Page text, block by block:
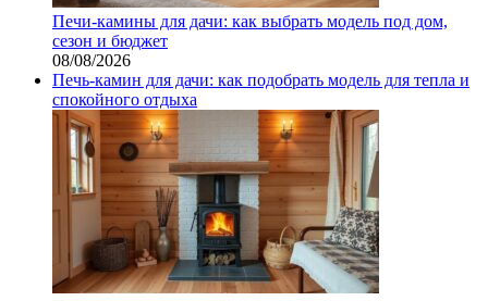
Печи-камины для дачи: как выбрать модель под дом,
сезон и бюджет
08/08/2026
Печь-камин для дачи: как подобрать модель для тепла и
спокойного отдыха